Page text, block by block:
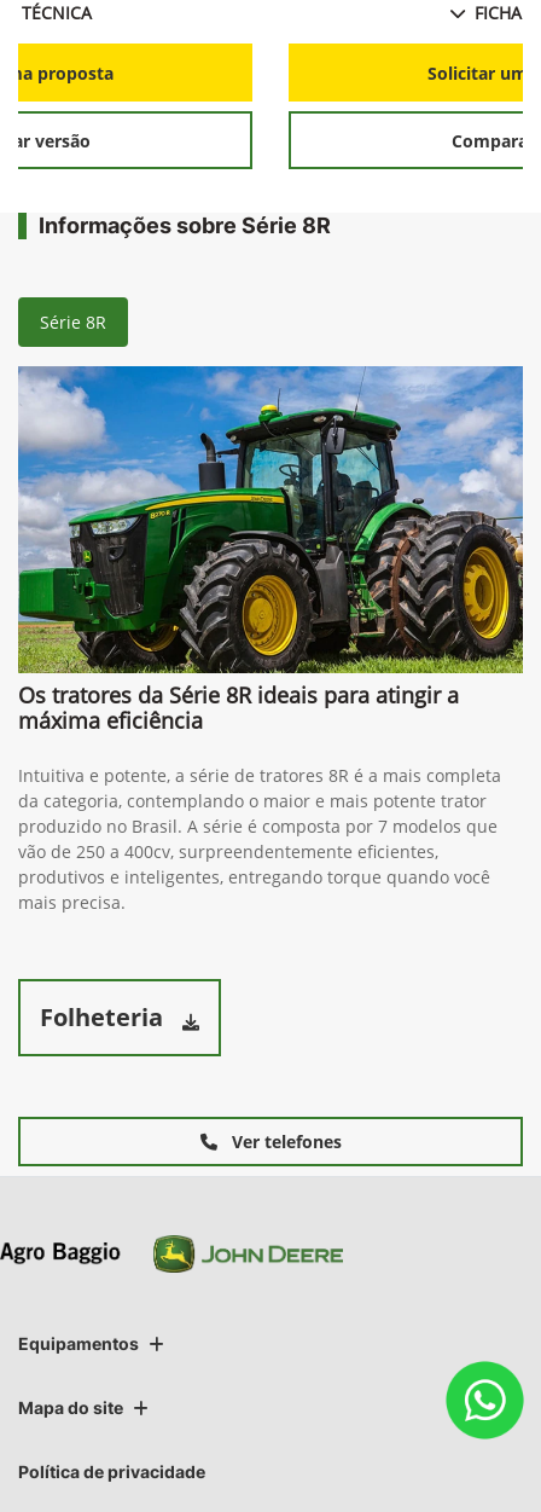
TÉCNICA
proposta
versão
FICHA
Solicitar
Comparar
Informações sobre Série 8R
Série 8R
Os tratores da Série 8R ideais para atingir a
máxima eficiência
Intuitiva e potente, a série de tratores 8R é a mais completa
da categoria, contemplando o maior e mais potente trator
produzido no Brasil. A série é composta por 7 modelos que
vão de 250 a 400cv, surpreendentemente eficientes,
produtivos e inteligentes, entregando torque quando você
mais precisa.
Folheteria
Ver telefones
Equipamentos
Mapa do site
Política de privacidade